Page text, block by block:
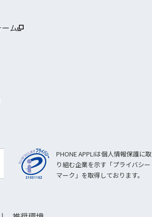
ム
PHONE APPLIは個人情報保護に取
り組む企業を示す「プライバシー
マーク」を取得しております。